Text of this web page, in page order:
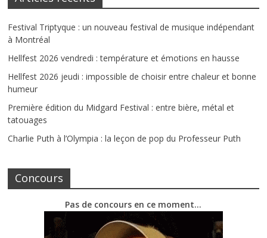
Festival Triptyque : un nouveau festival de musique indépendant
à Montréal
Hellfest 2026 vendredi : température et émotions en hausse
Hellfest 2026 jeudi : impossible de choisir entre chaleur et bonne
humeur
Première édition du Midgard Festival : entre bière, métal et
tatouages
Charlie Puth à l’Olympia : la leçon de pop du Professeur Puth
Concours
Pas de concours en ce moment…